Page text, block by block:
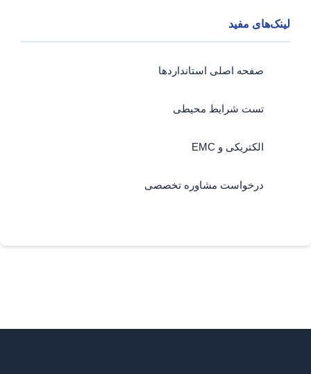
لینک‌های مفید
صفحه اصلی استانداردها
تست شرایط محیطی
الکتریکی و EMC
درخواست مشاوره تخصصی